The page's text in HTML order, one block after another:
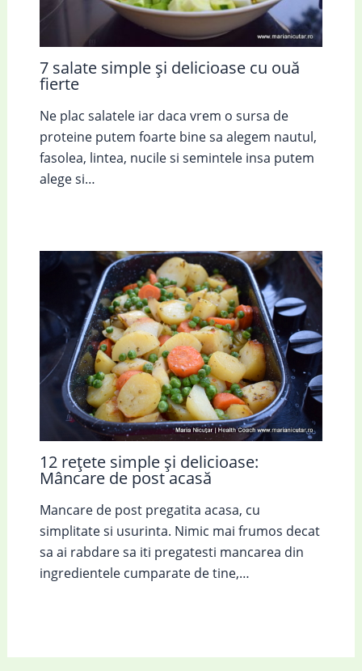
7 salate simple și delicioase cu ouă
fierte
Ne plac salatele iar daca vrem o sursa de
proteine putem foarte bine sa alegem nautul,
fasolea, lintea, nucile si semintele insa putem
alege si…
12 rețete simple și delicioase:
Mâncare de post acasă
Mancare de post pregatita acasa, cu
simplitate si usurinta. Nimic mai frumos decat
sa ai rabdare sa iti pregatesti mancarea din
ingredientele cumparate de tine,…